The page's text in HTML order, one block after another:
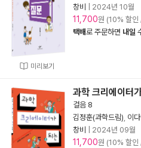
미리보기
창비
2024년 10월
11,700원 (10% 할
택배로 주문하면 내일
과학 크리에이터
걸음 8
김정훈(과학드림) 이다
창비
2024년 09월
11,700원 (10% 할